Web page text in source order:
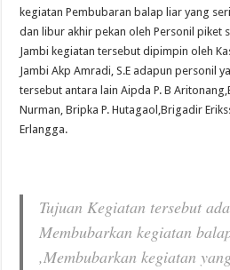
kegiatan Pembubaran balap liar yang
dan libur akhir pekan oleh Personil piket
Jambi kegiatan tersebut dipimpin oleh
Jambi Akp Amradi, S.E adapun personil
tersebut antara lain Aipda P. B
Nurman, Bripka P. Hutagaol,Brigadir
Erlangga.
Tujuan Kegiatan tersebut
Membubarkan kegiatan
,Membubarkan kegiatan